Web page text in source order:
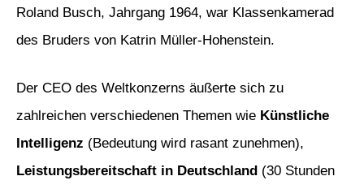
Roland Busch, Jahrgang 1964, war Klassenkamerad
des Bruders von Katrin Müller-Hohenstein.
Der CEO des Weltkonzerns äußerte sich zu
zahlreichen verschiedenen Themen wie Künstliche
Intelligenz (Bedeutung wird rasant zunehmen),
Leistungsbereitschaft in Deutschland (30 Stunden